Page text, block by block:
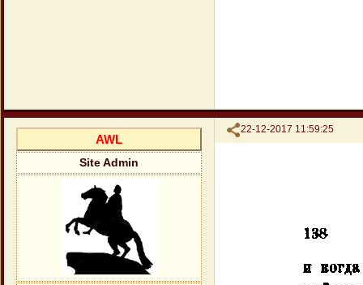
Поделиться
22-12-2017 11:59:25
AWL
Site Admin